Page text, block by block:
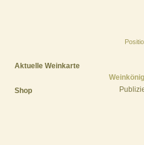
Aktuelle Weinkarte
Shop